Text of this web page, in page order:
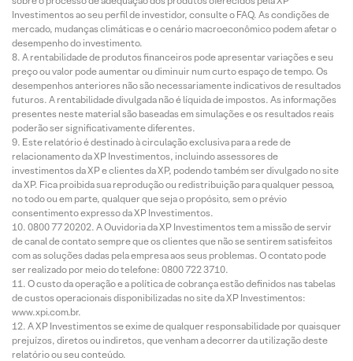
Investimentos ao seu perfil de investidor, consulte o FAQ. As condições de
mercado, mudanças climáticas e o cenário macroeconômico podem afetar o
desempenho do investimento.
A rentabilidade de produtos financeiros pode apresentar variações e seu
preço ou valor pode aumentar ou diminuir num curto espaço de tempo. Os
desempenhos anteriores não são necessariamente indicativos de resultados
futuros. A rentabilidade divulgada não é líquida de impostos. As informações
presentes neste material são baseadas em simulações e os resultados reais
poderão ser significativamente diferentes.
Este relatório é destinado à circulação exclusiva para a rede de
relacionamento da XP Investimentos, incluindo assessores de
investimentos da XP e clientes da XP, podendo também ser divulgado no site
da XP. Fica proibida sua reprodução ou redistribuição para qualquer pessoa,
no todo ou em parte, qualquer que seja o propósito, sem o prévio
consentimento expresso da XP Investimentos.
0800 77 20202. A Ouvidoria da XP Investimentos tem a missão de servir
de canal de contato sempre que os clientes que não se sentirem satisfeitos
com as soluções dadas pela empresa aos seus problemas. O contato pode
ser realizado por meio do telefone: 0800 722 3710.
O custo da operação e a política de cobrança estão definidos nas tabelas
de custos operacionais disponibilizadas no site da XP Investimentos:
www.xpi.com.br.
A XP Investimentos se exime de qualquer responsabilidade por quaisquer
prejuízos, diretos ou indiretos, que venham a decorrer da utilização deste
relatório ou seu conteúdo.